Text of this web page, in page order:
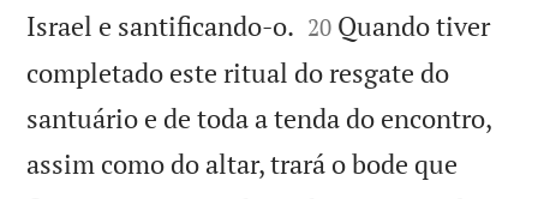
Israel e santificando-o. 

20 Quando tiver
completado este ritual do resgate do
santuário e de toda a tenda do encontro,
assim como do altar, trará o bode que